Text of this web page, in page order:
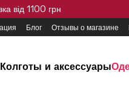
від 1100 грн
Блог Отзывы о магазине
Колготы и аксессуары